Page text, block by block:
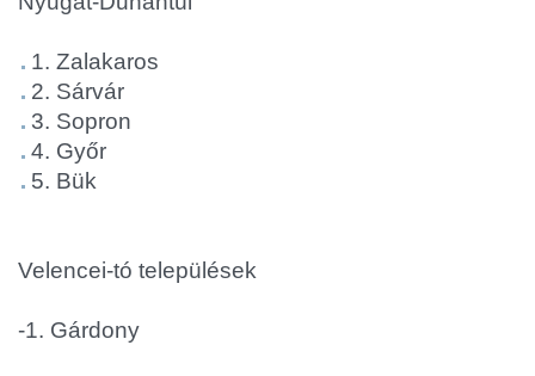
1. Zalakaros
2. Sárvár
3. Sopron
4. Győr
5. Bük
Velencei-tó települések
-1. Gárdony